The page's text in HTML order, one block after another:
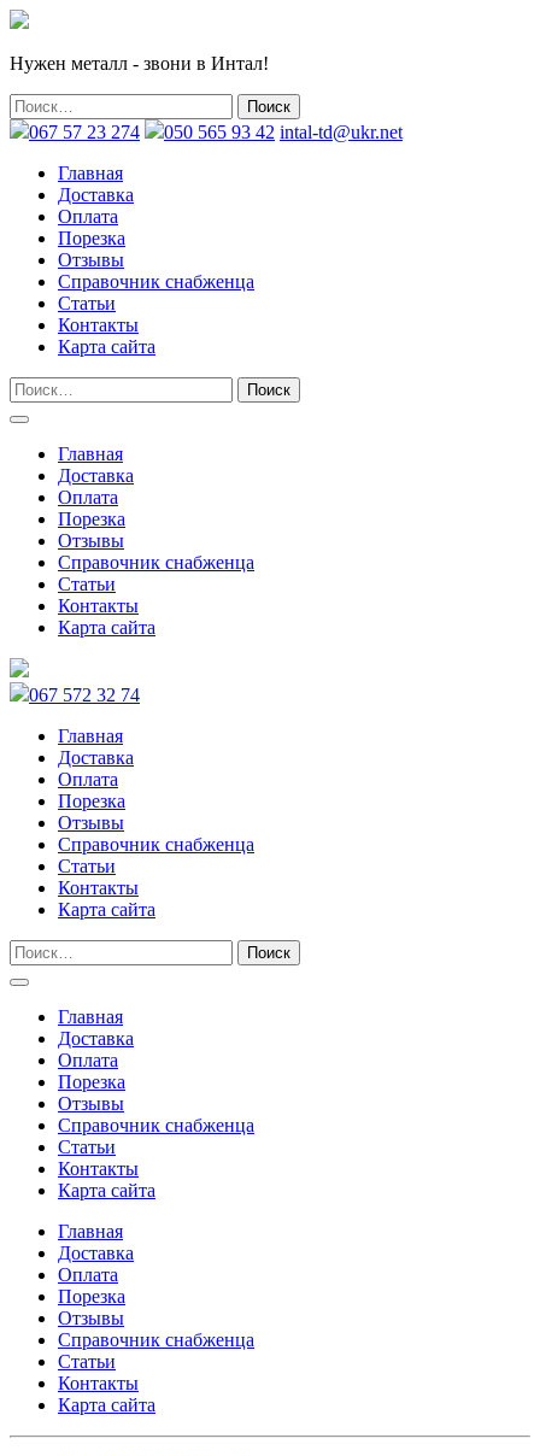
Нужен металл - звони в Интал!
067 57 23 274 050 565 93 42 intal-td@ukr.net
Главная
Доставка
Оплата
Порезка
Отзывы
Справочник снабженца
Статьи
Контакты
Карта сайта
Главная
Доставка
Оплата
Порезка
Отзывы
Справочник снабженца
Статьи
Контакты
Карта сайта
067 572 32 74
Главная
Доставка
Оплата
Порезка
Отзывы
Справочник снабженца
Статьи
Контакты
Карта сайта
Главная
Доставка
Оплата
Порезка
Отзывы
Справочник снабженца
Статьи
Контакты
Карта сайта
Главная
Доставка
Оплата
Порезка
Отзывы
Справочник снабженца
Статьи
Контакты
Карта сайта